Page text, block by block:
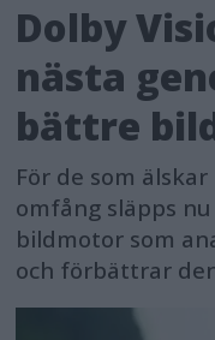
Dolby
nästa
bättre
För de som
omfång släpps
bildmotor som
och förbättrar